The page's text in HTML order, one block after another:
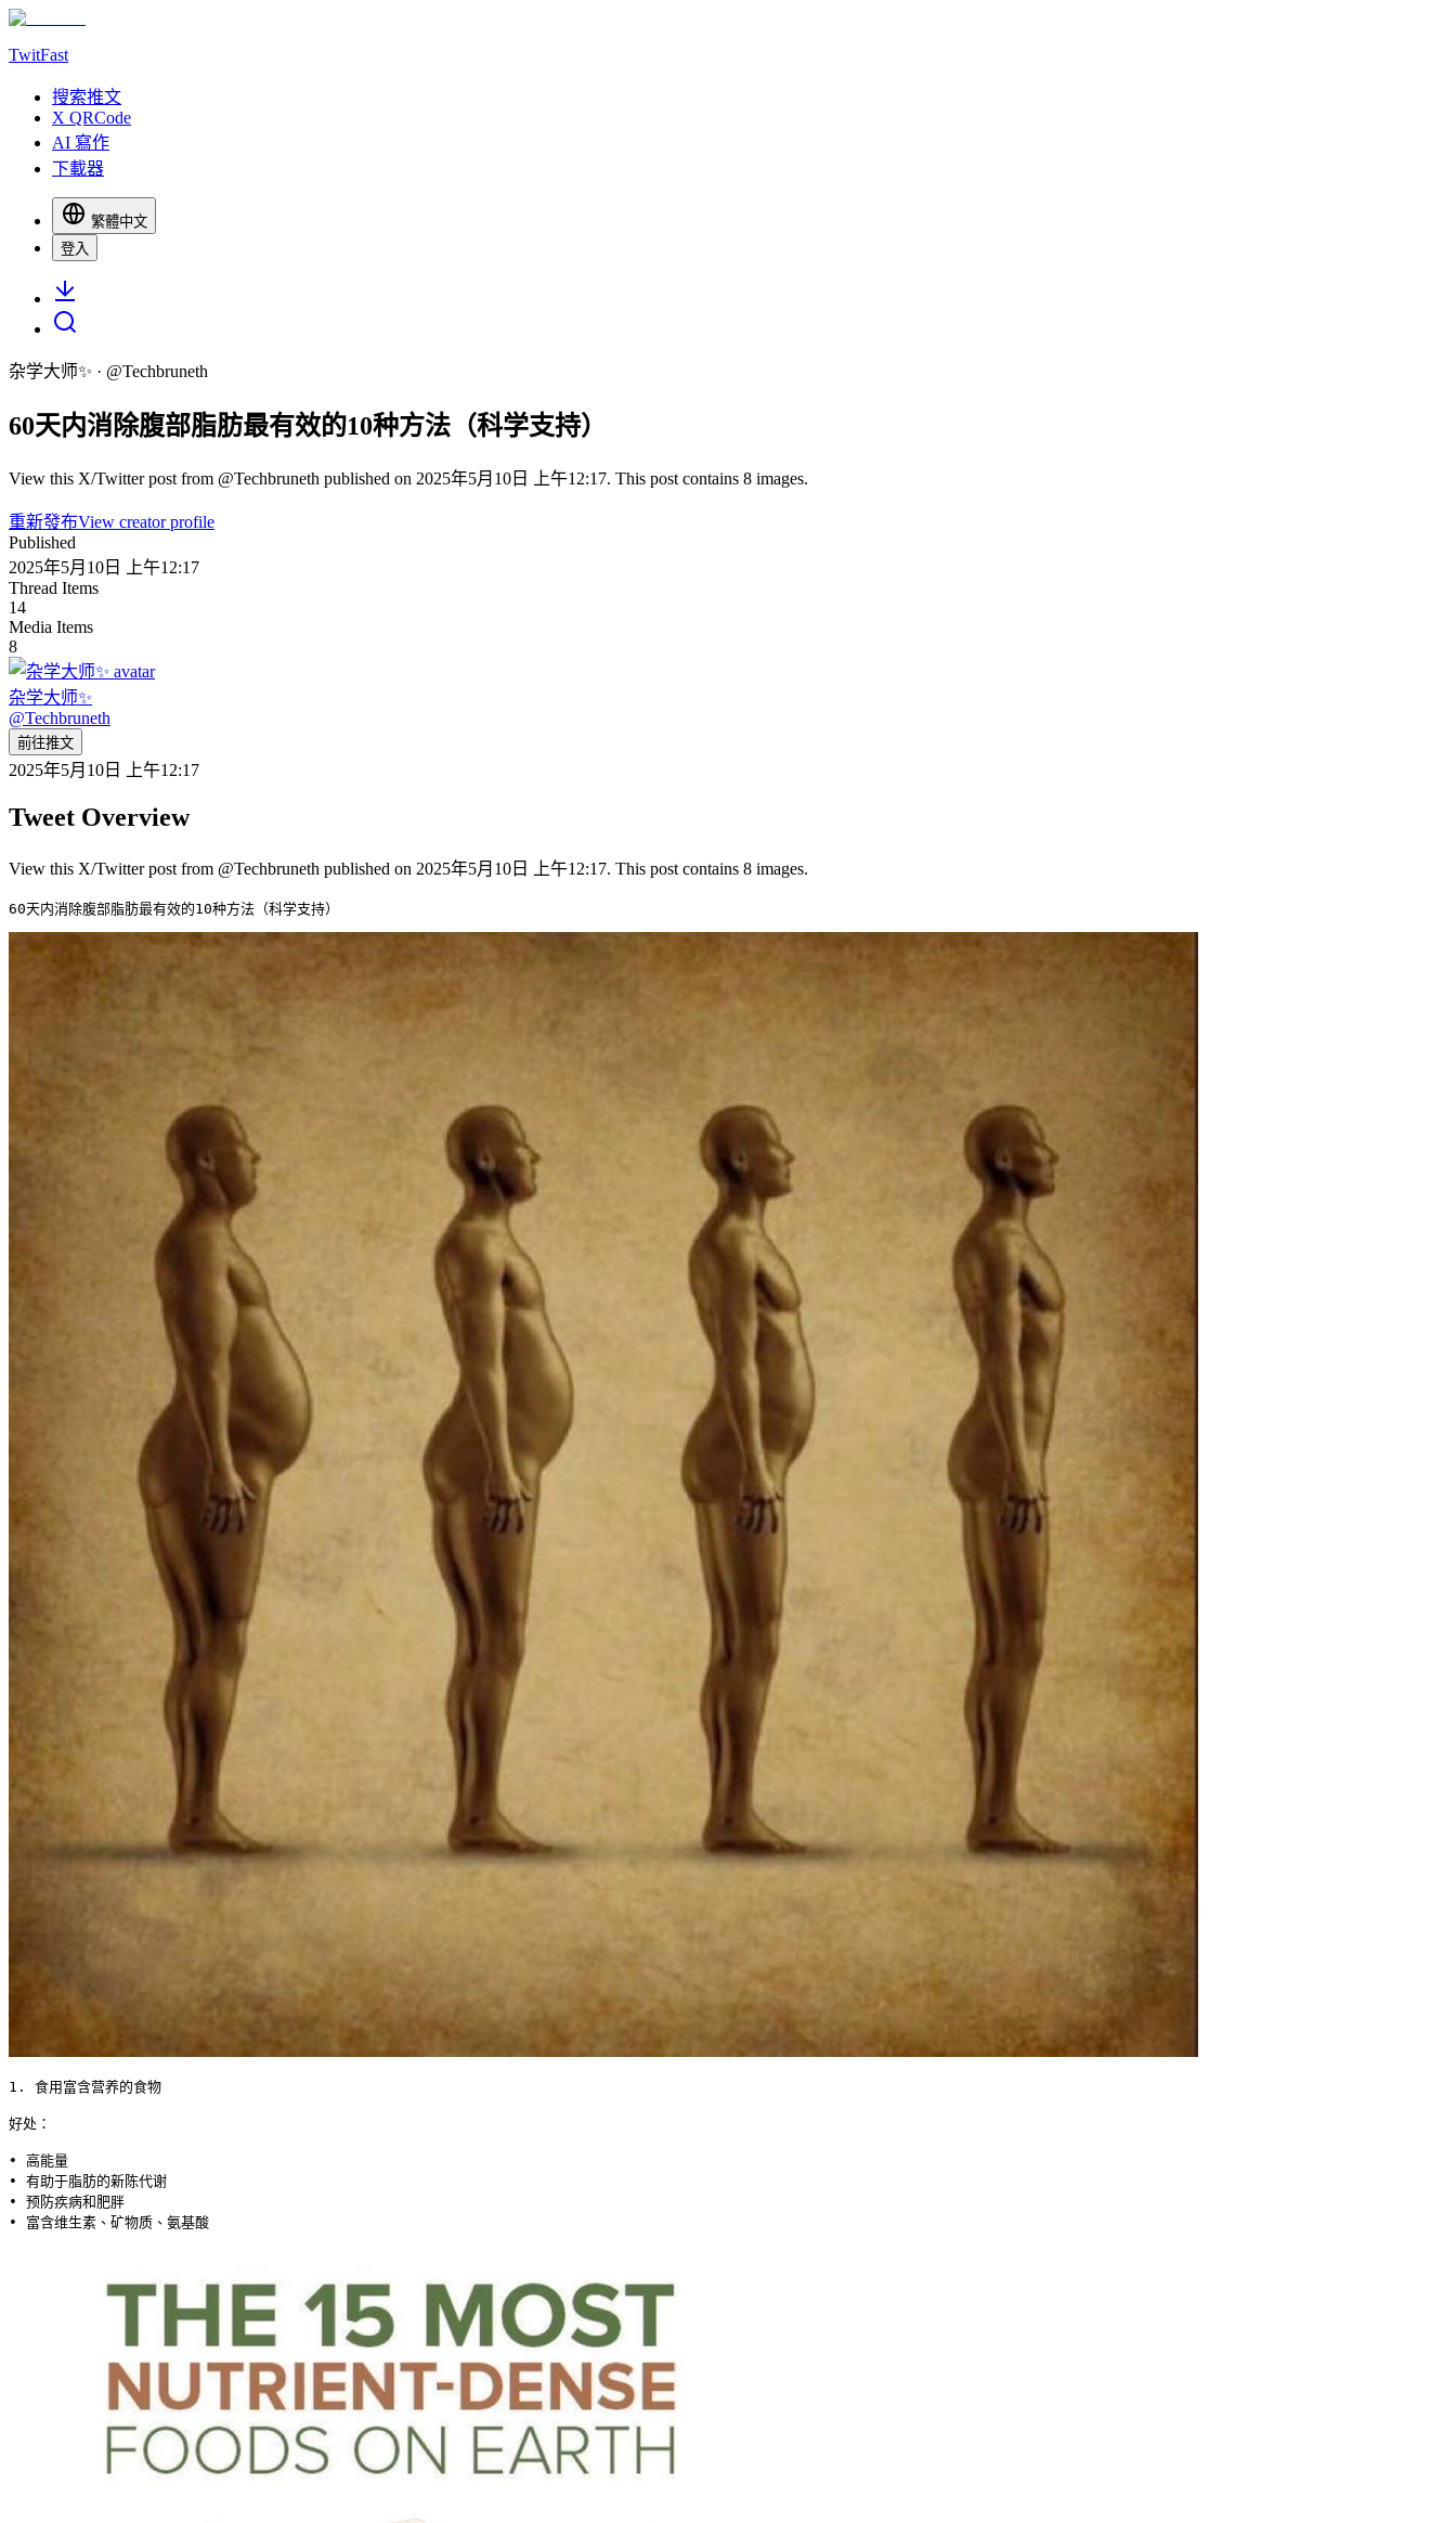
TwitFast
搜索推文
X QRCode
AI 寫作
下載器
繁體中文
登入
杂学大师✨ · @Techbruneth
60天内消除腹部脂肪最有效的10种方法（科学支持）
View this X/Twitter post from @Techbruneth published on 2025年5月10日 上午12:17. This post contains 8 images.
重新發布View creator profile
Published
2025年5月10日 上午12:17
Thread Items
14
Media Items
8
杂学大师✨
@Techbruneth
前往推文
2025年5月10日 上午12:17
Tweet Overview
View this X/Twitter post from @Techbruneth published on 2025年5月10日 上午12:17. This post contains 8 images.
60天内消除腹部脂肪最有效的10种方法（科学支持）
1. 食用富含营养的食物
好处：
• 高能量
• 有助于脂肪的新陈代谢
• 预防疾病和肥胖
• 富含维生素、矿物质、氨基酸